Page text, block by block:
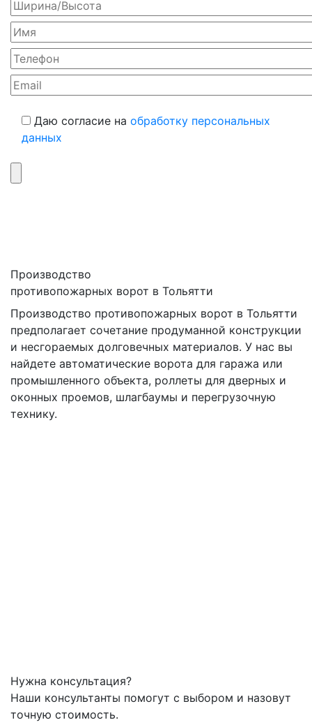
Даю согласие на обработку персональных
данных
Производство
противопожарных ворот в Тольятти
Производство противопожарных ворот в Тольятти
предполагает сочетание продуманной конструкции
и несгораемых долговечных материалов. У нас вы
найдете автоматические ворота для гаража или
промышленного объекта, роллеты для дверных и
оконных проемов, шлагбаумы и перегрузочную
технику.
Нужна консультация?
Наши консультанты помогут с выбором и назовут
точную стоимость.